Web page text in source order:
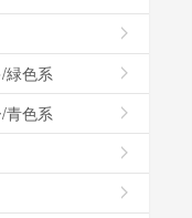
緑色系
青色系